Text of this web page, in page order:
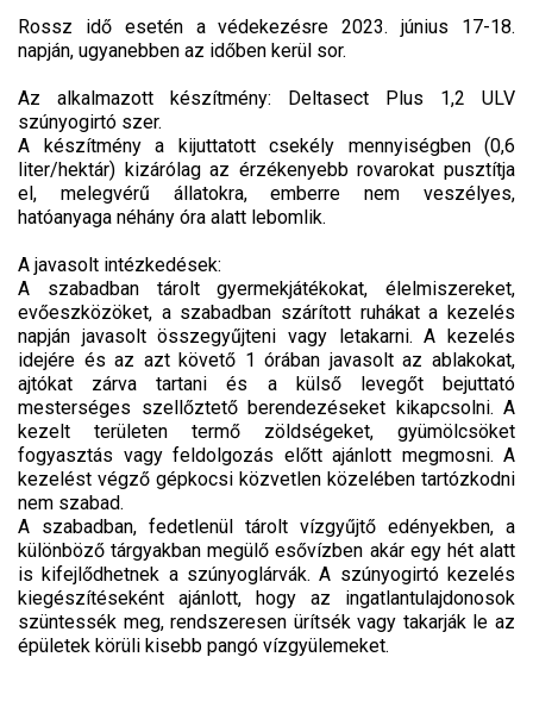
Rossz idő esetén a védekezésre 2023. június 17-18.
napján, ugyanebben az időben kerül sor.
Az alkalmazott készítmény: Deltasect Plus 1,2 ULV
szúnyogirtó szer.
A készítmény a kijuttatott csekély mennyiségben (0,6
liter/hektár) kizárólag az érzékenyebb rovarokat pusztítja
el, melegvérű állatokra, emberre nem veszélyes,
hatóanyaga néhány óra alatt lebomlik.
A javasolt intézkedések:
A szabadban tárolt gyermekjátékokat, élelmiszereket,
evőeszközöket, a szabadban szárított ruhákat a kezelés
napján javasolt összegyűjteni vagy letakarni. A kezelés
idejére és az azt követő 1 órában javasolt az ablakokat,
ajtókat zárva tartani és a külső levegőt bejuttató
mesterséges szellőztető berendezéseket kikapcsolni. A
kezelt területen termő zöldségeket, gyümölcsöket
fogyasztás vagy feldolgozás előtt ajánlott megmosni. A
kezelést végző gépkocsi közvetlen közelében tartózkodni
nem szabad.
A szabadban, fedetlenül tárolt vízgyűjtő edényekben, a
különböző tárgyakban megülő esővízben akár egy hét alatt
is kifejlődhetnek a szúnyoglárvák. A szúnyogirtó kezelés
kiegészítéseként ajánlott, hogy az ingatlantulajdonosok
szüntessék meg, rendszeresen ürítsék vagy takarják le az
épületek körüli kisebb pangó vízgyülemeket.